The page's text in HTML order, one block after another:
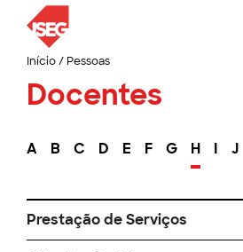
Início/ Pessoas
Docentes
A B C D E F G H I J
Prestação de Serviços